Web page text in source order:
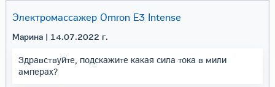
Электромассажер Omron E3 Intense
Марина| 14.07.2022 г.
Здравствуйте, подскажите какая сила тока в мили
амперах?